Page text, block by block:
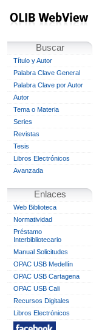
Buscar
Título y Autor
Palabra Clave General
Palabra Clave por Autor
Autor
Tema o Materia
Series
Revistas
Tesis
Libros Electrónicos
Avanzada
Enlaces
Web Biblioteca
Normatividad
Préstamo
Interbibliotecario
Manual Solicitudes
OPAC USB Medellín
OPAC USB Cartagena
OPAC USB Cali
Recursos Digitales
Libros Electrónicos